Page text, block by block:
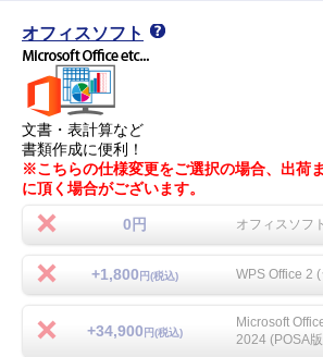
オフィスソフト
文書・表計算など
書類作成に便利！
※こちらの仕様変更をご選択の場合、出荷
に頂く場合がございます。
0円 オフィスソフ
+1,800 円(税込) WPS Office 2
+34,900 円(税込)
Microsoft
2024 (POSA